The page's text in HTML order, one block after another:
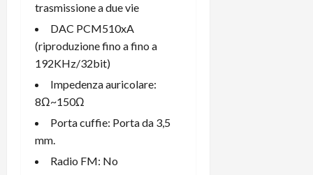
trasmissione a due vie
DAC PCM510xA
(riproduzione fino a fino a
192KHz/32bit)
Impedenza auricolare:
8Ω~150Ω
Porta cuffie: Porta da 3,5
mm.
Radio FM: No